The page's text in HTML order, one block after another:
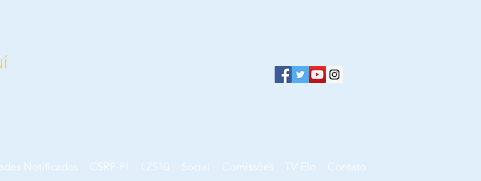
Notificadas CSRP-PI LZS10 Social Comissões TV Elo Contato